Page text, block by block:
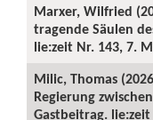
Marxer, Wilfried
tragende Säulen
lie:zeit Nr. 143, 7.
Milic, Thomas
Regierung
Gastbeitrag. lie:zeit